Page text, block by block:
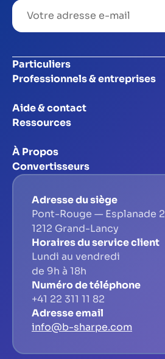
Votre
adresse
e-
Particuliers
Professionnels & entreprises
Aide & contact
Ressources
À Propos
Convertisseurs
Adresse du siège
Pont-Rouge — Esplanade 2
1212 Grand-Lancy
Horaires du service client
Lundi au vendredi
de 9h à 18h
Numéro de téléphone
+41 22 311 11 82
Adresse email
info@b-sharpe.com